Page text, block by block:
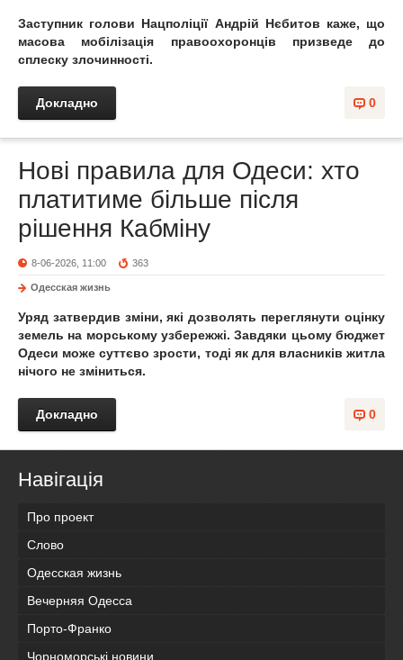
Заступник голови Нацполіції Андрій Нєбитов каже, що
масова мобілізація правоохоронців призведе до
сплеску злочинності.
0
Докладно
Нові правила для Одеси: хто
платитиме більше після
рішення Кабміну
8-06-2026, 11:00 363
Одесская жизнь
Уряд затвердив зміни, які дозволять переглянути оцінку
земель на морському узбережжі. Завдяки цьому бюджет
Одеси може суттєво зрости, тоді як для власників житла
нічого не зміниться.
0
Докладно
Навігація
Про проект
Слово
Одесская жизнь
Вечерняя Одесса
Порто-Франко
Чорноморські новини